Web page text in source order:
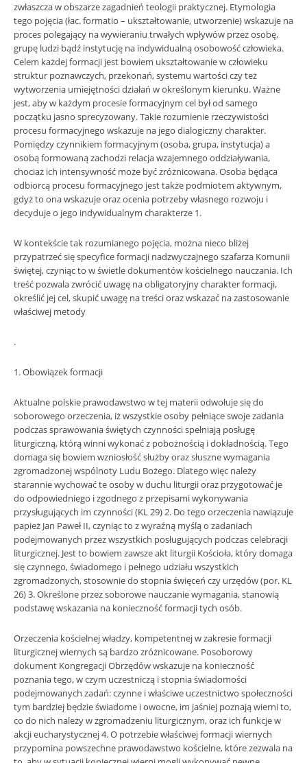
zwłaszcza w obszarze zagadnień teologii praktycznej. Etymologia
tego pojęcia (łac. formatio – ukształtowanie, utworzenie) wskazuje na
proces polegający na wywieraniu trwałych wpływów przez osobę,
grupę ludzi bądź instytucję na indywidualną osobowość człowieka.
Celem każdej formacji jest bowiem ukształtowanie w człowieku
struktur poznawczych, przekonań, systemu wartości czy też
wytworzenia umiejętności działań w określonym kierunku. Ważne
jest, aby w każdym procesie formacyjnym cel był od samego
początku jasno sprecyzowany. Takie rozumienie rzeczywistości
procesu formacyjnego wskazuje na jego dialogiczny charakter.
Pomiędzy czynnikiem formacyjnym (osoba, grupa, instytucja) a
osobą formowaną zachodzi relacja wzajemnego oddziaływania,
chociaż ich intensywność może być zróżnicowana. Osoba będąca
odbiorcą procesu formacyjnego jest także podmiotem aktywnym,
gdyż to ona wskazuje oraz ocenia potrzeby własnego rozwoju i
decyduje o jego indywidualnym charakterze 1.
W kontekście tak rozumianego pojęcia, można nieco bliżej
przypatrzeć się specyfice formacji nadzwyczajnego szafarza Komunii
świętej, czyniąc to w świetle dokumentów kościelnego nauczania. Ich
treść pozwala zwrócić uwagę na obligatoryjny charakter formacji,
określić jej cel, skupić uwagę na treści oraz wskazać na zastosowanie
właściwej metody
.
1. Obowiązek formacji
Aktualne polskie prawodawstwo w tej materii odwołuje się do
soborowego orzeczenia, iż wszystkie osoby pełniące swoje zadania
podczas sprawowania świętych czynności spełniają posługę
liturgiczną, którą winni wykonać z pobożnością i dokładnością. Tego
domaga się bowiem wzniosłość służby oraz słuszne wymagania
zgromadzonej wspólnoty Ludu Bożego. Dlatego więc należy
starannie wychować te osoby w duchu liturgii oraz przygotować je
do odpowiedniego i zgodnego z przepisami wykonywania
przysługujących im czynności (KL 29) 2. Do tego orzeczenia nawiązuje
papież Jan Paweł II, czyniąc to z wyraźną myślą o zadaniach
podejmowanych przez wszystkich posługujących podczas celebracji
liturgicznej. Jest to bowiem zawsze akt liturgii Kościoła, który domaga
się czynnego, świadomego i pełnego udziału wszystkich
zgromadzonych, stosownie do stopnia święceń czy urzędów (por. KL
26) 3. Określone przez soborowe nauczanie wymagania, stanowią
podstawę wskazania na konieczność formacji tych osób.
Orzeczenia kościelnej władzy, kompetentnej w zakresie formacji
liturgicznej wiernych są bardzo zróżnicowane. Posoborowy
dokument Kongregacji Obrzędów wskazuje na konieczność
poznania tego, w czym uczestniczą i stopnia świadomości
podejmowanych zadań: czynne i właściwe uczestnictwo społeczności
tym bardziej będzie świadome i owocne, im jaśniej poznają wierni to,
co do nich należy w zgromadzeniu liturgicznym, oraz ich funkcje w
akcji eucharystycznej 4. O potrzebie właściwej formacji wiernych
przypomina powszechne prawodawstwo kościelne, które zezwala na